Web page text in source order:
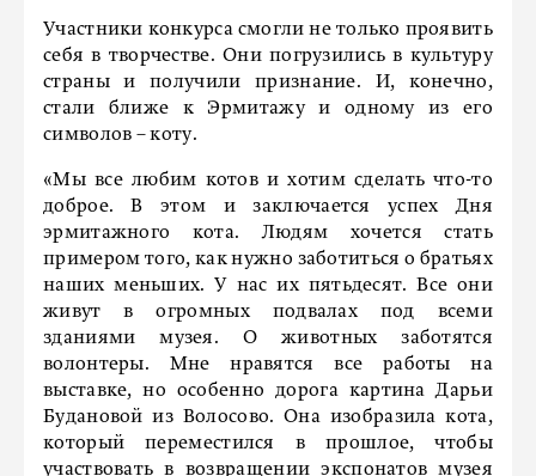
Участники конкурса смогли не только проявить
себя в творчестве. Они погрузились в культуру
страны и получили признание. И, конечно,
стали ближе к Эрмитажу и одному из его
символов – коту.
«Мы все любим котов и хотим сделать что-то
доброе. В этом и заключается успех Дня
эрмитажного кота. Людям хочется стать
примером того, как нужно заботиться о братьях
наших меньших. У нас их пятьдесят. Все они
живут в огромных подвалах под всеми
зданиями музея. О животных заботятся
волонтеры. Мне нравятся все работы на
выставке, но особенно дорога картина Дарьи
Будановой из Волосово. Она изобразила кота,
который переместился в прошлое, чтобы
участвовать в возвращении экспонатов музея